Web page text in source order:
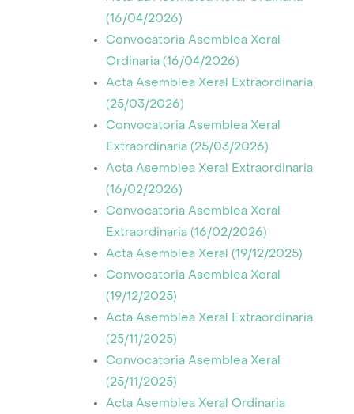
(16/04/2026)
Convocatoria Asemblea Xeral
Ordinaria (16/04/2026)
Acta Asemblea Xeral Extraordinaria
(25/03/2026)
Convocatoria Asemblea Xeral
Extraordinaria (25/03/2026)
Acta Asemblea Xeral Extraordinaria
(16/02/2026)
Convocatoria Asemblea Xeral
Extraordinaria (16/02/2026)
Acta Asemblea Xeral (19/12/2025)
Convocatoria Asemblea Xeral
(19/12/2025)
Acta Asemblea Xeral Extraordinaria
(25/11/2025)
Convocatoria Asemblea Xeral
(25/11/2025)
Acta Asemblea Xeral Ordinaria